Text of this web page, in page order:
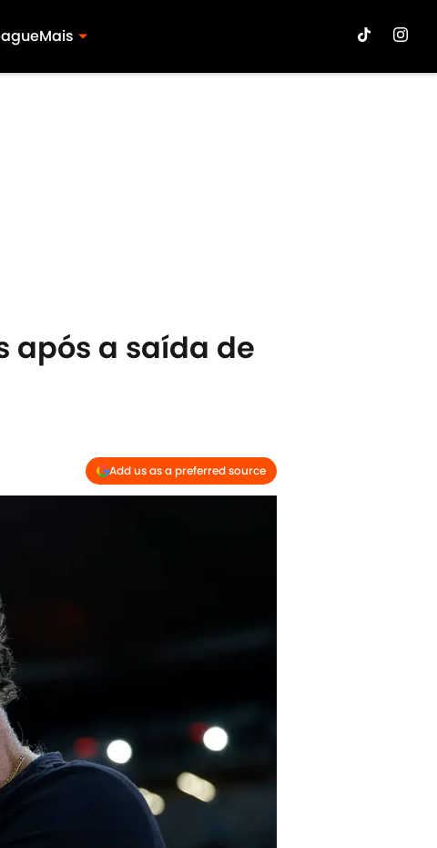
Mais
após a saída de
Add us as a preferred source